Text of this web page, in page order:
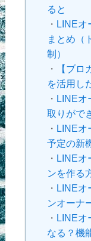
ると
・ LINEオ
まとめ（
制）
・
【ブ
を活用し
・ LINEオ
取りがで
・ LINEオ
予定の新
・ LINEオ
ンを作る
・ LINEオ
ンオーナ
・ LINEオ
なる？機